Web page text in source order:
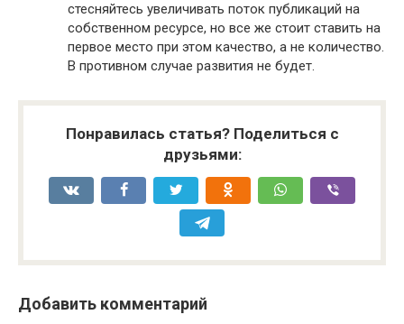
стесняйтесь увеличивать поток публикаций на
собственном ресурсе, но все же стоит ставить на
первое место при этом качество, а не количество.
В противном случае развития не будет.
Понравилась статья? Поделиться с
друзьями:
Добавить комментарий